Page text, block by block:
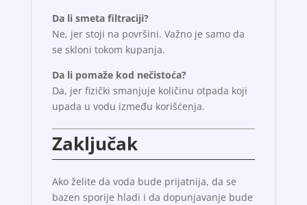
Da li smeta filtraciji?
Ne, jer stoji na površini. Važno je samo da
se skloni tokom kupanja.
Da li pomaže kod nečistoća?
Da, jer fizički smanjuje količinu otpada koji
upada u vodu između korišćenja.
Zaključak
Ako želite da voda bude prijatnija, da se
bazen sporije hladi i da dopunjavanje bude